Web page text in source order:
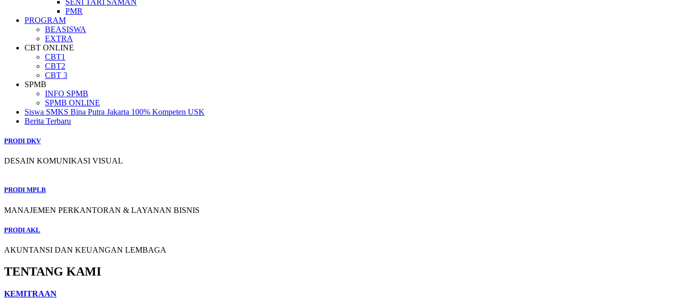
PMR
PROGRAM
BEASISWA
EXTRA
CBT ONLINE
CBT1
CBT2
CBT 3
SPMB
INFO SPMB
SPMB ONLINE
Siswa SMKS Bina Putra Jakarta 100% Kompeten USK
Berita Terbaru
PRODI DKV
DESAIN KOMUNIKASI VISUAL
PRODI MPLB
MANAJEMEN PERKANTORAN & LAYANAN BISNIS
PRODI AKL
AKUNTANSI DAN KEUANGAN LEMBAGA
TENTANG KAMI
KEMITRAAN